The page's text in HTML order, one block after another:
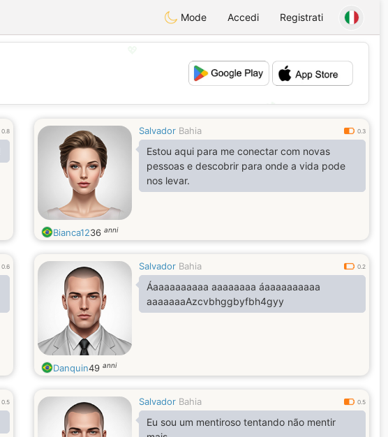
Mode Accedi Registrati
0.8 Salvador Bahia 0.3
Estou aqui para me conectar com novas
pessoas e descobrir para onde a vida pode
nos levar.
Bianca1236 anni
0.6 Salvador Bahia 0.2
Áaaaaaaaaaa aaaaaaaa áaaaaaaaaaa
aaaaaaaAzcvbhggbyfbh4gyy
Danquin49 anni
0.5 Salvador Bahia 0.5
Eu sou um mentiroso tentando não mentir